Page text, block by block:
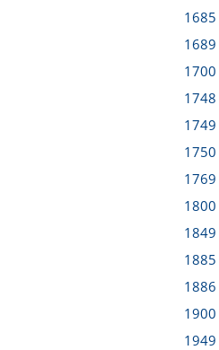
1685
1689
1700
1748
1749
1750
1769
1800
1849
1885
1886
1900
1949